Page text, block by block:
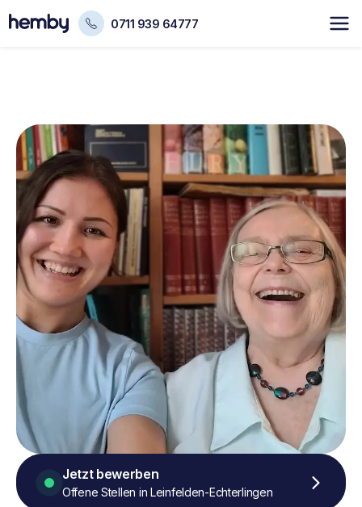
0711 939 64777
Jetzt bewerben
Offene Stellen in Leinfelden-Echterlingen